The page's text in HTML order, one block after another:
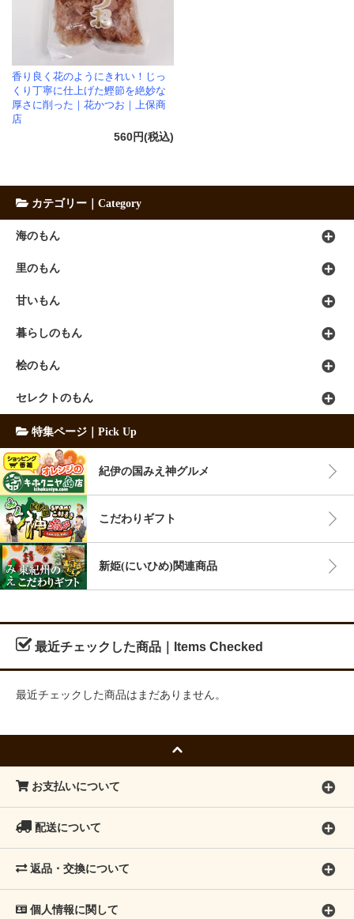
香り良く花のようにきれい！じっ
くり丁寧に仕上げた鰹節を絶妙な
厚さに削った｜花かつお｜上保商
店
560円(税込)
カテゴリー｜Category
海のもん
里のもん
甘いもん
暮らしのもん
桧のもん
セレクトのもん
特集ページ｜Pick Up
紀伊の国みえ神グルメ
こだわりギフト
新姫(にいひめ)関連商品
最近チェックした商品｜Items Checked
最近チェックした商品はまだありません。
お支払いについて
配送について
返品・交換について
個人情報に関して